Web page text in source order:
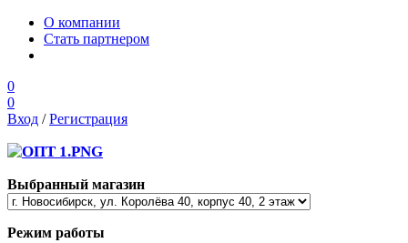
О компании
Стать партнером
0
0
Вход /Регистрация
Выбранный магазин
Режим работы